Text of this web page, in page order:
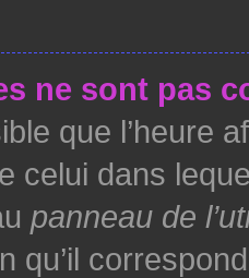
ne sont pas
que l’heure
celui dans
panneau de
qu’il